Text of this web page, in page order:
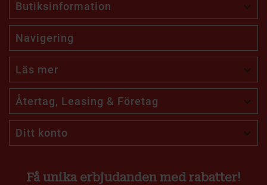
Butiksinformation 
Navigering
Läs mer 
Återtag, Leasing & Företag 
Ditt konto 
Få unika erbjudanden med rabatter!